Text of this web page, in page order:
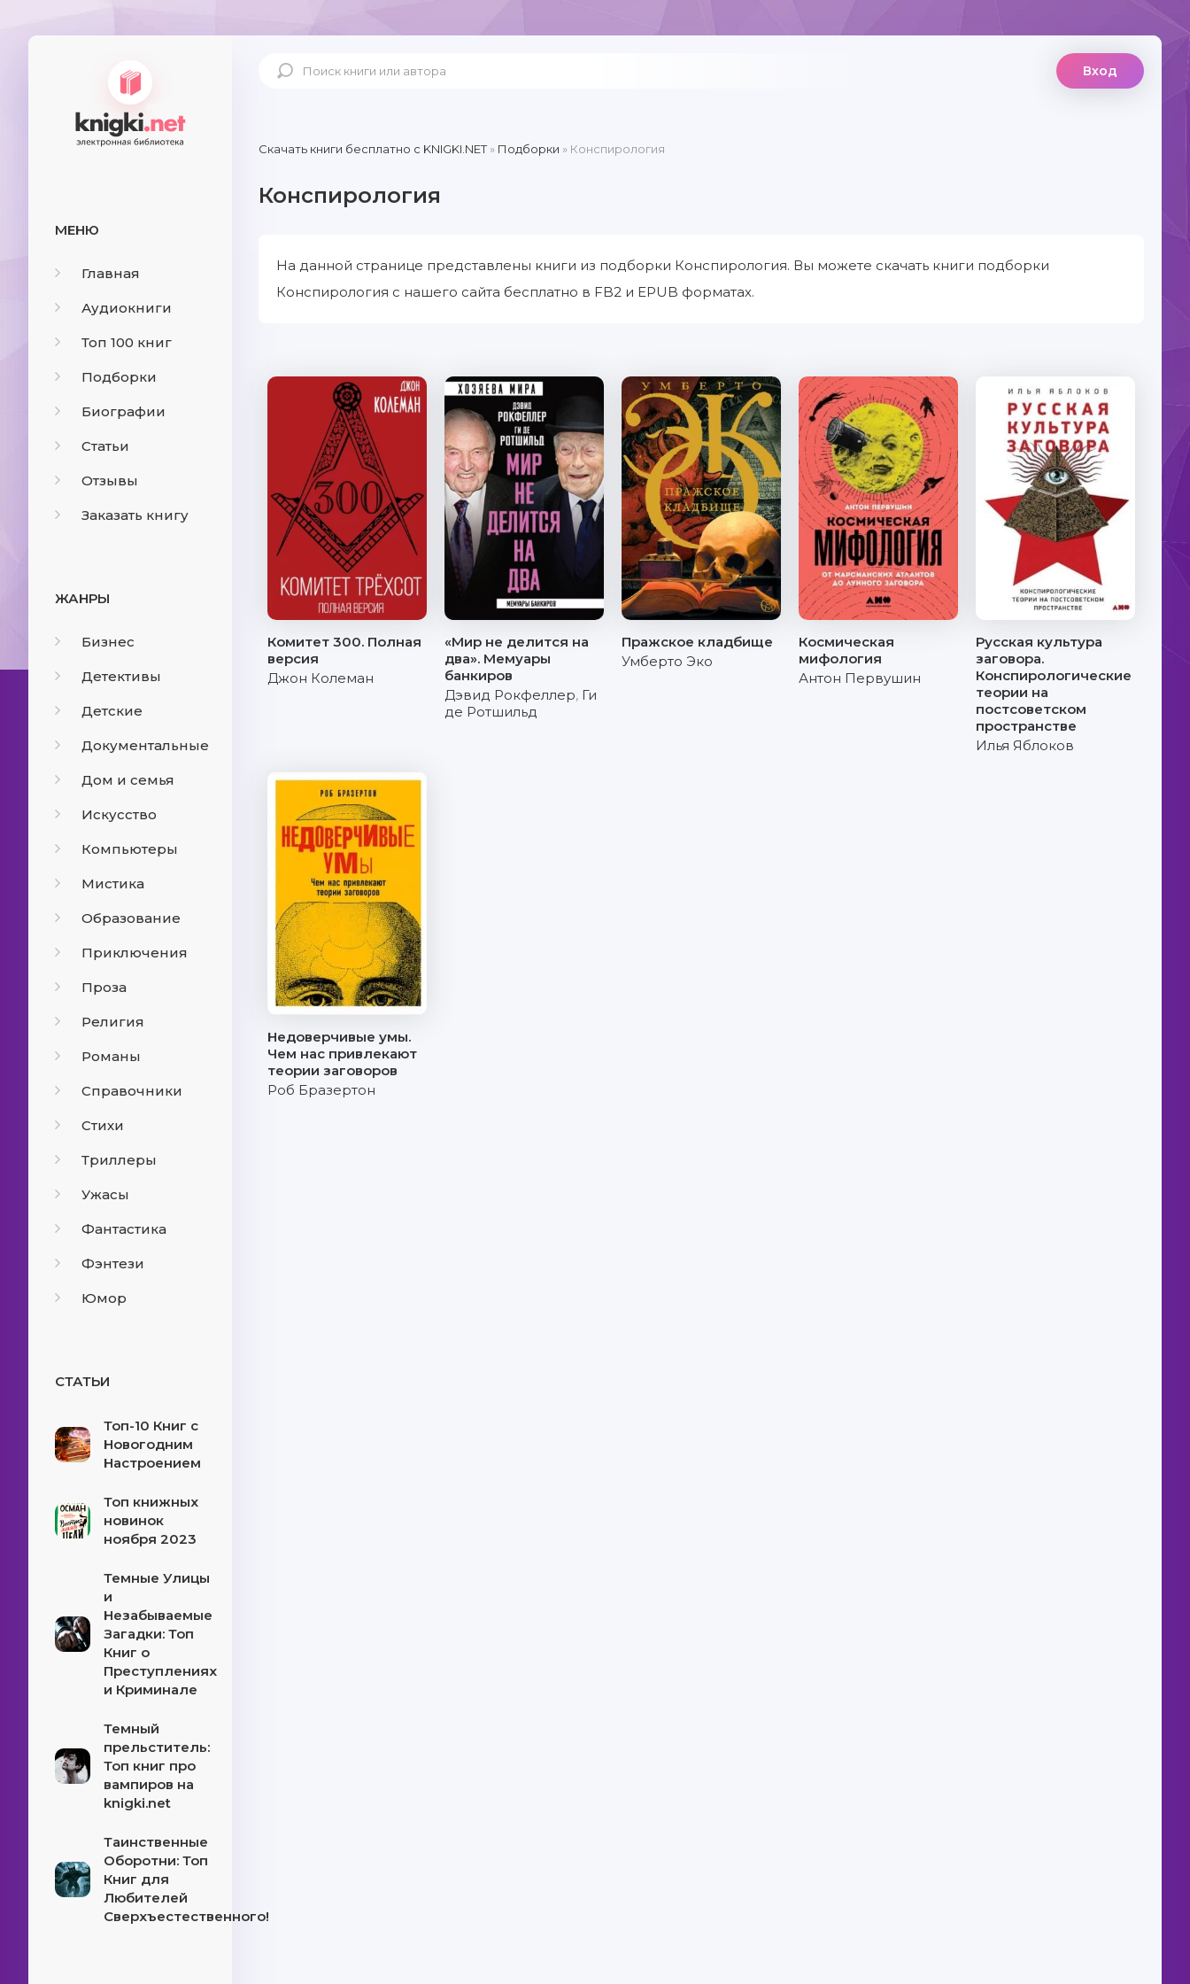
МЕНЮ
Главная
Аудиокниги
Топ 100 книг
Подборки
Биографии
Статьи
Отзывы
Заказать книгу
ЖАНРЫ
Бизнес
Детективы
Детские
Документальные
Дом и семья
Искусство
Компьютеры
Мистика
Образование
Приключения
Проза
Религия
Романы
Справочники
Стихи
Триллеры
Ужасы
Фантастика
Фэнтези
Юмор
СТАТЬИ
Топ-10 Книг с
Новогодним
Настроением
Топ книжных
новинок
ноября 2023
Темные Улицы
и
Незабываемые
Загадки: Топ
Книг о
Преступлениях
и Криминале
Темный
прельститель:
Топ книг про
вампиров на
knigki.net
Таинственные
Оборотни: Топ
Книг для
Любителей
Сверхъестественного!
Вход
Скачать книги бесплатно c KNIGKI.NET» Подборки » Конспирология
Конспирология
На данной странице представлены книги из подборки Конспирология. Вы можете скачать книги подборки
Конспирология с нашего сайта бесплатно в FB2 и EPUB форматах.
Комитет 300. Полная
версия
Джон Колеман
«Мир не делится на
два». Мемуары
банкиров
Дэвид Рокфеллер, Ги
де Ротшильд
Пражское кладбище
Умберто Эко
Космическая
мифология
Антон Первушин
Русская культура
заговора.
Конспирологические
теории на
постсоветском
пространстве
Илья Яблоков
Недоверчивые умы.
Чем нас привлекают
теории заговоров
Роб Бразертон